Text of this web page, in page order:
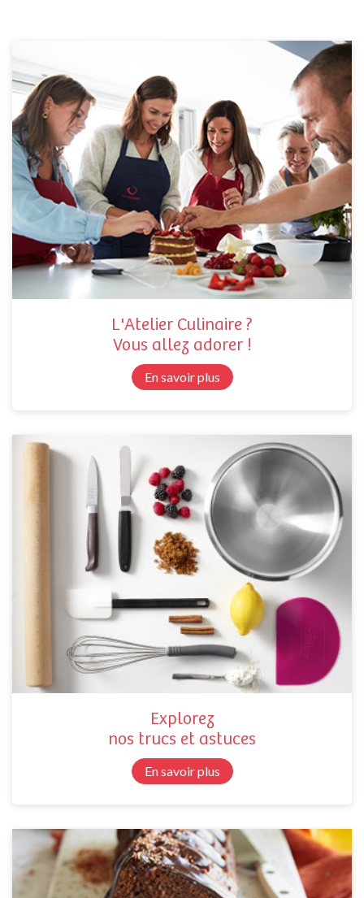
L'Atelier Culinaire ?
Vous allez adorer !
En savoir plus
Explorez
nos trucs et astuces
En savoir plus